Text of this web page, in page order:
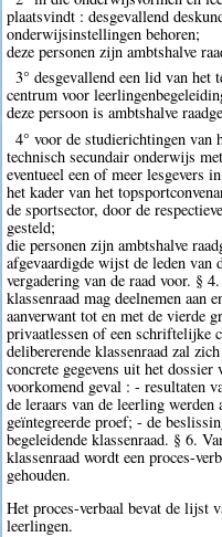
plaatsvindt : desgevallend
onderwijsinstellingen behoren;
deze personen zijn ambtshalve
3° desgevallend een lid van het
centrum voor
deze persoon is ambtshalve
4° voor de studierichtingen van
technisch secundair onderwijs
eventueel een of meer lesgevers
het kader van het
de sportsector, door de
gesteld;
die personen zijn ambtshalve
afgevaardigde wijst de leden van
vergadering van de raad voor. §
klassenraad mag deelnemen aan
aanverwant tot en met de vierde
privaatlessen of een schriftelijke
delibererende klassenraad zal
concrete gegevens uit het
voorkomend geval : - resultaten
de leraars van de leerling
geïntegreerde proef; - de
begeleidende klassenraad. § 6.
klassenraad wordt een proces-
gehouden.
Het proces-verbaal bevat de lijst
leerlingen.